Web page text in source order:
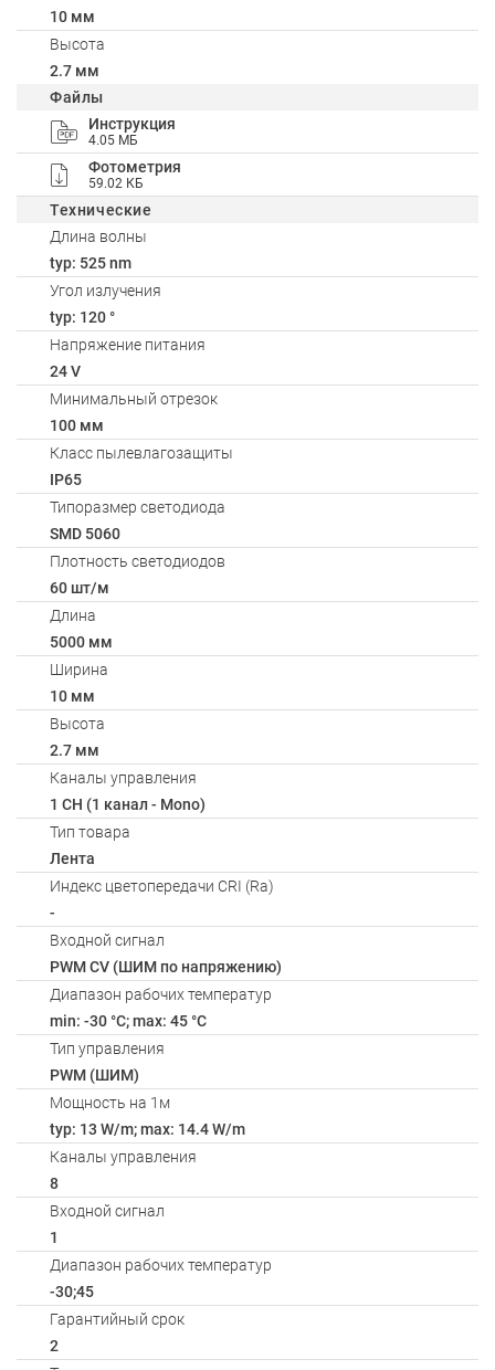
10 мм
Высота
2.7 мм
Файлы
Инструкция
4.05 МБ
Фотометрия
59.02 КБ
Технические
Длина волны
typ: 525 nm
Угол излучения
typ: 120 °
Напряжение питания
24 V
Минимальный отрезок
100 мм
Класс пылевлагозащиты
IP65
Типоразмер светодиода
SMD 5060
Плотность светодиодов
60 шт/м
Длина
5000 мм
Ширина
10 мм
Высота
2.7 мм
Каналы управления
1 CH (1 канал - Mono)
Тип товара
Лента
Индекс цветопередачи CRI (Ra)
-
Входной сигнал
PWM СV (ШИМ по напряжению)
Диапазон рабочих температур
min: -30 °C; max: 45 °C
Тип управления
PWM (ШИМ)
Мощность на 1м
typ: 13 W/m; max: 14.4 W/m
Каналы управления
8
Входной сигнал
1
Диапазон рабочих температур
-30;45
Гарантийный срок
2